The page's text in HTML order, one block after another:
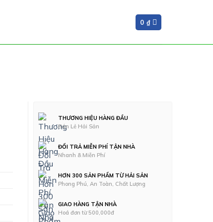
0 ₫
THƯƠNG HIỆU HÀNG ĐẦU
Bán Lẻ Hải Sản
ĐỔI TRẢ MIỄN PHÍ TẬN NHÀ
Nhanh & Miễn Phí
HƠN 300 SẢN PHẨM TỪ HẢI SẢN
Phong Phú, An Toàn, Chất Lượng
GIAO HÀNG TẬN NHÀ
Hoá đơn từ 500,000đ